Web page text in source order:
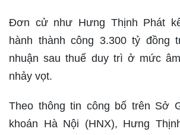
Đơn cử như Hưng Thịnh Phát
hành thành công 3.300 tỷ đồng
nhuận sau thuế duy trì ở mức
nhảy vọt.
Theo thông tin công bố trên Sở
khoán Hà Nội (HNX), Hưng